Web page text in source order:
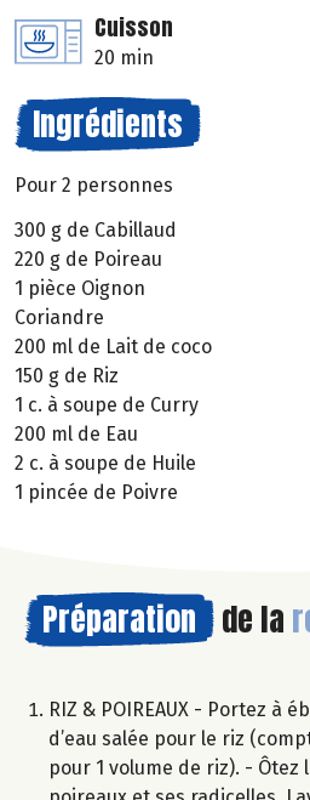
Cuisson
20 min
Ingrédients
Pour 2 personnes
300 g de Cabillaud
220 g de Poireau
1 pièce Oignon
Coriandre
200 ml de Lait de coco
150 g de Riz
1 c. à soupe de Curry
200 ml de Eau
2 c. à soupe de Huile
1 pincée de Poivre
Préparation de la
RIZ & POIREAUX - Portez à
d’eau salée pour le riz
pour 1 volume de riz). - Ôtez